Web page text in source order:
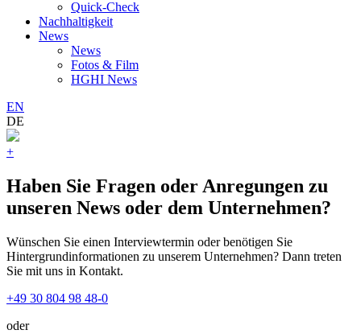
Quick-Check
Nachhaltigkeit
News
News
Fotos & Film
HGHI News
EN
DE
+
Haben Sie Fragen oder Anregungen zu
unseren News oder dem Unternehmen?
Wünschen Sie einen Interviewtermin oder benötigen Sie
Hintergrundinformationen zu unserem Unternehmen? Dann treten
Sie mit uns in Kontakt.
+49 30 804 98 48-0
oder